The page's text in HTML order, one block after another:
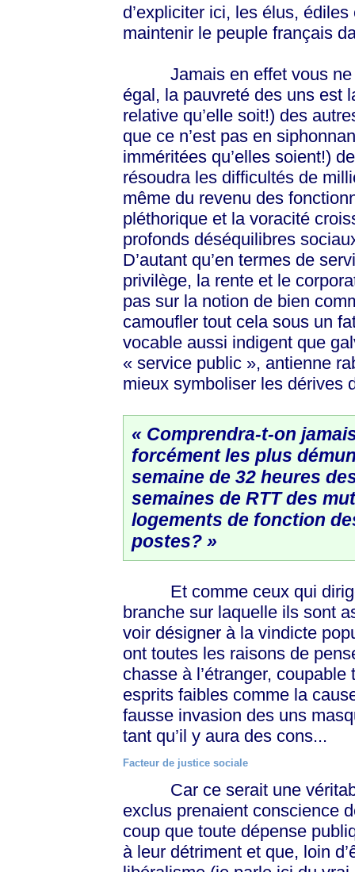
d’expliciter ici, les élus,
maintenir le peuple français
Jamais en effet vous ne
égal, la pauvreté des uns est
relative qu’elle soit!) des
que ce n’est pas en
imméritées qu’elles soient!)
résoudra les difficultés de
même du revenu des
pléthorique et la voracité
profonds déséquilibres
D’autant qu’en termes de
privilège, la rente et le
pas sur la notion de bien
camoufler tout cela sous un
vocable aussi indigent que
« service public », antienne
mieux symboliser les dérives
« Comprendra-t-on
forcément les plus
semaine de 32 heures
semaines de RTT des
logements de fonction
postes? »
Et comme ceux qui
branche sur laquelle ils sont
voir désigner à la vindicte
ont toutes les raisons de
chasse à l’étranger,
esprits faibles comme la
fausse invasion des uns
tant qu’il y aura des cons...
Facteur de justice sociale
Car ce serait une
exclus prenaient conscience
coup que toute dépense
à leur détriment et que, loin